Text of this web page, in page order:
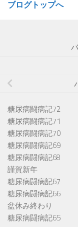
ブログトップへ
糖尿病闘病記72
糖尿病闘病記71
糖尿病闘病記70
糖尿病闘病記69
糖尿病闘病記68
謹賀新年
糖尿病闘病記67
糖尿病闘病記66
盆休み終わり
糖尿病闘病記65